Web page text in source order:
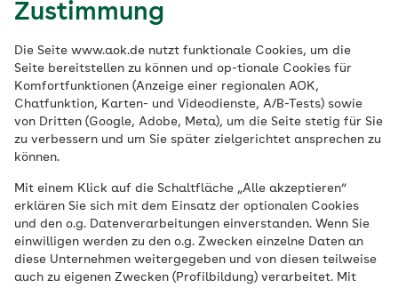
Zustimmung
Die Seite www.aok.de nutzt funktionale Cookies, um die
Seite bereitstellen zu können und op-tionale Cookies für
Komfortfunktionen (Anzeige einer regionalen AOK,
Chatfunktion, Karten- und Videodienste, A/B-Tests) sowie
von Dritten (Google, Adobe, Meta), um die Seite stetig für Sie
zu verbessern und um Sie später zielgerichtet ansprechen zu
können.
Mit einem Klick auf die Schaltfläche „Alle akzeptieren“
erklären Sie sich mit dem Einsatz der optionalen Cookies
und den o.g. Datenverarbeitungen einverstanden. Wenn Sie
einwilligen werden zu den o.g. Zwecken einzelne Daten an
diese Unternehmen weitergegeben und von diesen teilweise
auch zu eigenen Zwecken (Profilbildung) verarbeitet. Mit
Aktuelle
Stellenangeboteder
AOK
Ort